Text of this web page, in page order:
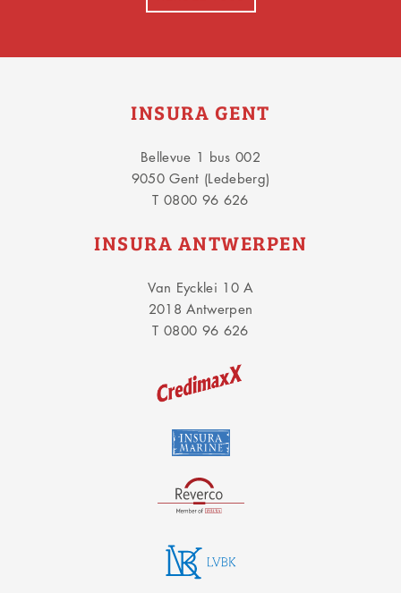
INSURA GENT
Bellevue 1 bus 002
9050 Gent (Ledeberg)
T 0800 96 626
INSURA ANTWERPEN
Van Eycklei 10 A
2018 Antwerpen
T 0800 96 626